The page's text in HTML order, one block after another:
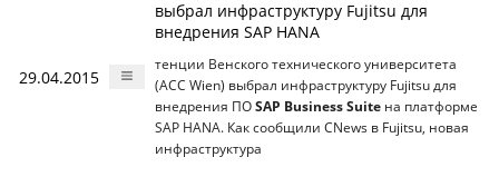
29.04.2015
выбрал инфраструктуру Fujitsu для
внедрения SAP HANA
тенции Венского технического университета
(ACC Wien) выбрал инфраструктуру Fujitsu для
внедрения ПО SAP Business Suite на платформе
SAP HANA. Как сообщили CNews в Fujitsu, новая
инфраструктура